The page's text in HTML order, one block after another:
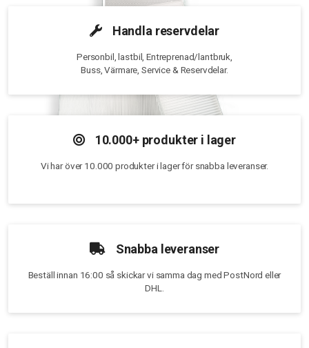
Handla reservdelar
Personbil, lastbil, Entreprenad/lantbruk,
Buss, Värmare, Service & Reservdelar.
10.000+ produkter i lager
Vi har över 10.000 produkter i lager för snabba leveranser.
Snabba leveranser
Beställ innan 16:00 så skickar vi samma dag med PostNord eller
DHL.